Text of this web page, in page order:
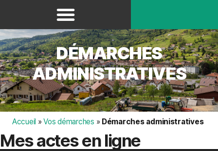
DÉMARCHES
ADMINISTRATIVES
Accueil »Vos démarches » Démarches administratives
Mes actes en ligne